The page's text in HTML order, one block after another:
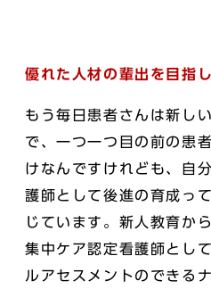
優れた人材の輩出を目指
もう毎日患者さんは新し
で、一つ一つ目の前の患
けなんですけれども、自
護師として後進の育成っ
じています。新人教育か
集中ケア認定看護師とし
ルアセスメントのできる